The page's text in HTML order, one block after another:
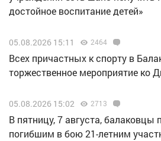
достойное воспитание детей»
05.08.2026 15:11 2464
Всех причастных к спорту в
торжественное мероприятие ко
05.08.2026 15:02 2713
В пятницу, 7 августа, балаковцы
погибшим в бою 21-летним